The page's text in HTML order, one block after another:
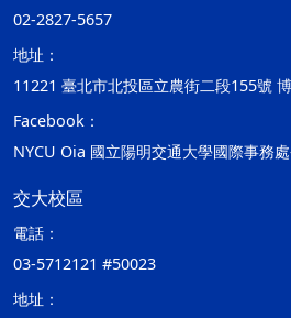
02-2827-5657
地址：
11221 臺北市北投區立農街二段155號
Facebook：
NYCU Oia 國立陽明交通大學國際事務
交大校區
電話：
03-5712121 #50023
地址：